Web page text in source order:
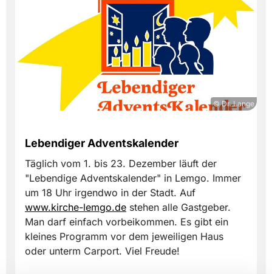
© Dr. Lange
Lebendiger Adventskalender
Täglich vom 1. bis 23. Dezember läuft der
"Lebendige Adventskalender" in Lemgo. Immer
um 18 Uhr irgendwo in der Stadt. Auf
www.kirche-lemgo.de stehen alle Gastgeber.
Man darf einfach vorbeikommen. Es gibt ein
kleines Programm vor dem jeweiligen Haus
oder unterm Carport. Viel Freude!